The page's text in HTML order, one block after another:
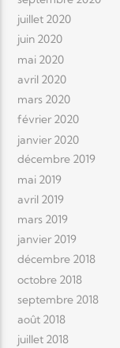
juillet 2020
juin 2020
mai 2020
avril 2020
mars 2020
février 2020
janvier 2020
décembre 2019
mai 2019
avril 2019
mars 2019
janvier 2019
décembre 2018
octobre 2018
septembre 2018
août 2018
juillet 2018